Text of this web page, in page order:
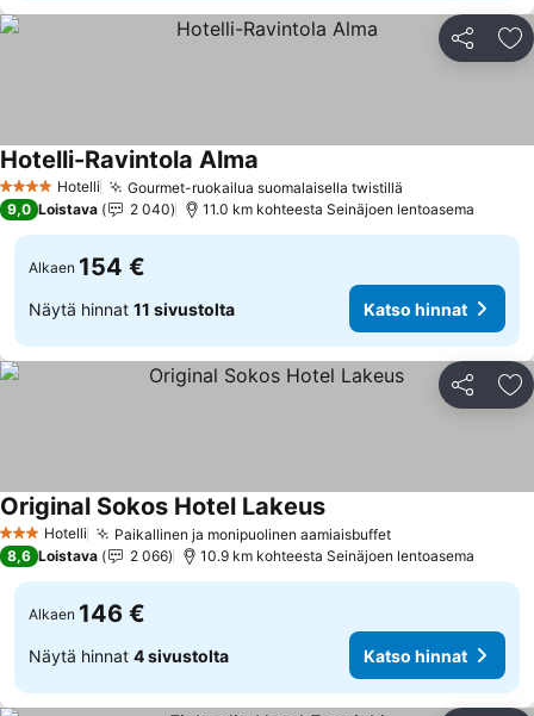
Jaa
4 Tähtiluokitus
Hotelli Gourmet-ruokailua suomalaisella twistillä
Hotelli-Ravintola Alma
9,0 Loistava 2 040 11.0 km kohteesta Seinäjoen lentoasema
Alkaen 154 €
Näytä hinnat 11 sivustolta Katso hinnat
Jaa
3 Tähtiluokitus
Hotelli Paikallinen ja monipuolinen aamiaisbuffet
Original Sokos Hotel Lakeus
8,6 Loistava 2 066 10.9 km kohteesta Seinäjoen lentoasema
Alkaen 146 €
Näytä hinnat 4 sivustolta Katso hinnat